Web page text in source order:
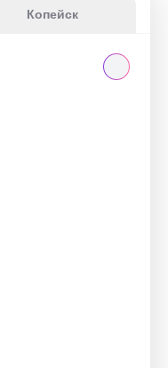
Копейск